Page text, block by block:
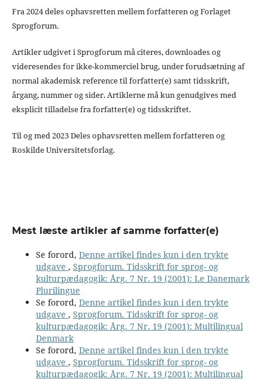
Fra 2024 deles ophavsretten mellem forfatteren og Forlaget
Sprogforum.
Artikler udgivet i Sprogforum må citeres, downloades og
videresendes for ikke-kommerciel brug, under forudsætning af
normal akademisk reference til forfatter(e) samt tidsskrift,
årgang, nummer og sider. Artiklerne må kun genudgives med
eksplicit tilladelse fra forfatter(e) og tidsskriftet.
Til og med 2023 Deles ophavsretten mellem forfatteren og
Roskilde Universitetsforlag.
Mest læste artikler af samme forfatter(e)
Se forord, Denne artikel findes kun i den trykte
udgave , Sprogforum. Tidsskrift for sprog- og
kulturpædagogik: Årg. 7 Nr. 19 (2001): Le Danemark
Plurilingue
Se forord, Denne artikel findes kun i den trykte
udgave , Sprogforum. Tidsskrift for sprog- og
kulturpædagogik: Årg. 7 Nr. 19 (2001): Multilingual
Denmark
Se forord, Denne artikel findes kun i den trykte
udgave , Sprogforum. Tidsskrift for sprog- og
kulturpædagogik: Årg. 7 Nr. 19 (2001): Multilingual